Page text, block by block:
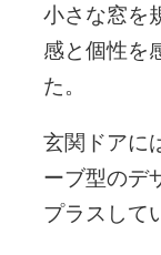
小さな窓を
感と個性を
た。
玄関ドアに
ーブ型のデ
プラスして